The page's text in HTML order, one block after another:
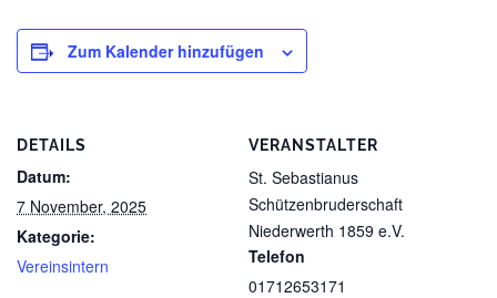
Zum Kalender hinzufügen
DETAILS
Datum:
7 November, 2025
Kategorie:
Vereinsintern
VERANSTALTER
St. Sebastianus
Schützenbruderschaft
Niederwerth 1859 e.V.
Telefon
01712653171